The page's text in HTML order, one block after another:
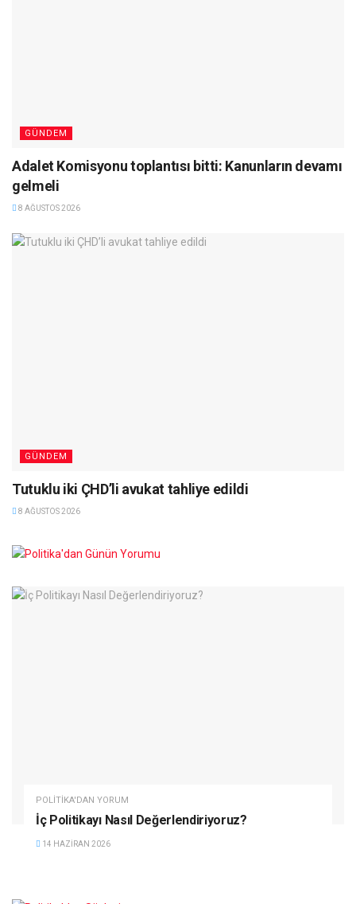
GÜNDEM
Adalet Komisyonu toplantısı bitti: Kanunların devamı
gelmeli
8 AĞUSTOS 2026
GÜNDEM
Tutuklu iki ÇHD’li avukat tahliye edildi
8 AĞUSTOS 2026
POLITIKA'DAN YORUM
İç Politikayı Nasıl Değerlendiriyoruz?
14 HAZIRAN 2026